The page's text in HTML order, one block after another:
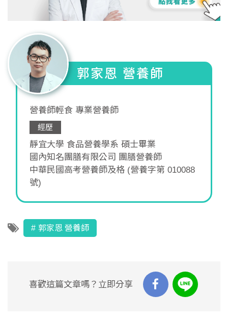
郭家恩 營養師
營養師輕食 專業營養師
經歷
靜宜大學 食品營養學系 碩士畢業
國內知名團膳有限公司 團膳營養師
中華民國高考營養師及格 (營養字第 010088
號)
郭家恩 營養師
喜歡這篇文章嗎？立即分享